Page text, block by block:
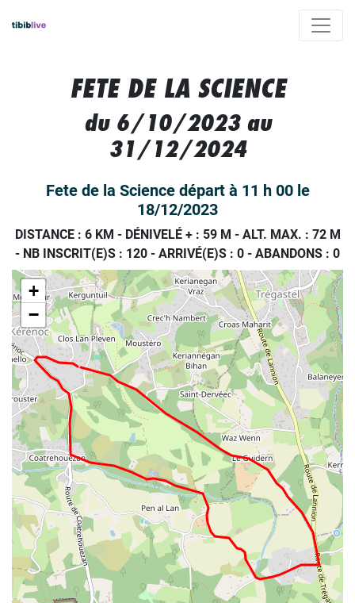
FETE DE LA SCIENCE
du 6/10/2023 au
31/12/2024
Fete de la Science départ à 11 h 00 le
18/12/2023
DISTANCE : 6 KM - DÉNIVELÉ + : 59 M - ALT. MAX. : 72 M
- NB INSCRIT(E)S : 120 - ARRIVÉ(E)S : 0 - ABANDONS : 0
+
−